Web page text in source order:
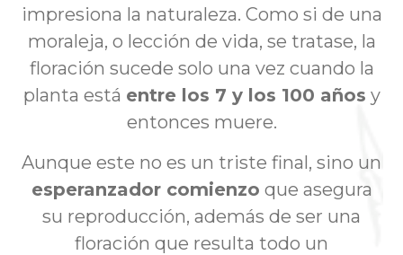
impresiona la naturaleza. Como si de una
moraleja, o lección de vida, se tratase, la
floración sucede solo una vez cuando la
planta está entre los 7 y los 100 años y
entonces muere.
Aunque este no es un triste final, sino un
esperanzador comienzo que asegura
su reproducción, además de ser una
floración que resulta todo un